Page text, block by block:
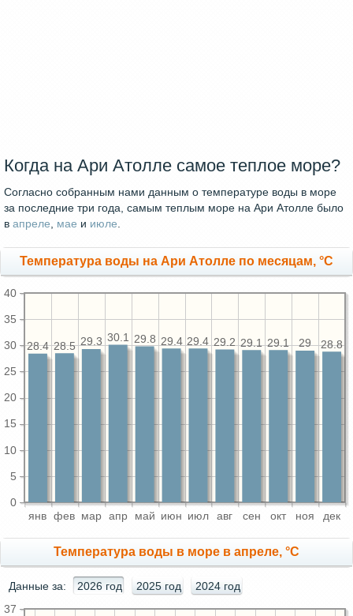
Когда на Ари Атолле самое теплое море?
Согласно собранным нами данным о температуре воды в море
за последние три года, самым теплым море на Ари Атолле было
в апреле, мае и июле.
Температура воды на Ари Атолле по месяцам, °C
янв фев мар апр май июн июл авг сен окт ноя дек
0
5
10
15
20
25
30
35
40
28.8
29
29.1
29.1
29.2
29.4
29.4
29.8
30.1
29.3
28.5
28.4
Температура воды в море в апреле, °C
Данные за: 2026 год 2025 год 2024 год
37